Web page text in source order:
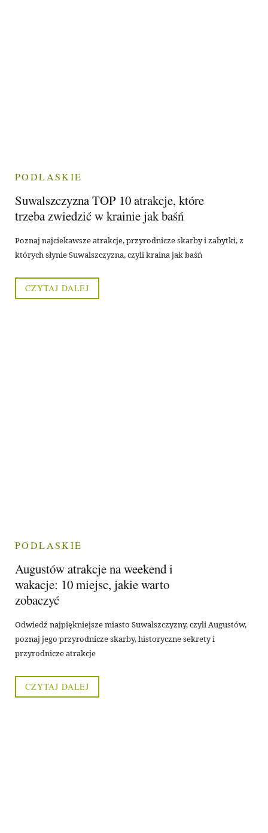
PODLASKIE
Suwalszczyzna TOP 10 atrakcje, które
trzeba zwiedzić w krainie jak baśń
Poznaj najciekawsze atrakcje, przyrodnicze skarby i zabytki, z
których słynie Suwalszczyzna, czyli kraina jak baśń
CZYTAJ DALEJ
PODLASKIE
Augustów atrakcje na weekend i
wakacje: 10 miejsc, jakie warto
zobaczyć
Odwiedź najpiękniejsze miasto Suwalszczyzny, czyli Augustów,
poznaj jego przyrodnicze skarby, historyczne sekrety i
przyrodnicze atrakcje
CZYTAJ DALEJ